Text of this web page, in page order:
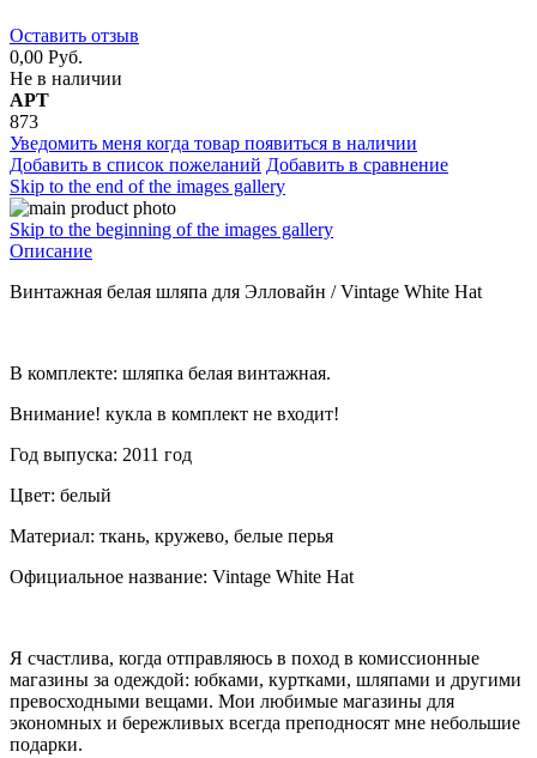
Оставить отзыв
0,00 Руб.
Не в наличии
АРТ
873
Уведомить меня когда товар появиться в наличии
Добавить в список пожеланий Добавить в сравнение
Skip to the end of the images gallery
Skip to the beginning of the images gallery
Описание
Винтажная белая шляпа для Элловайн / Vintage White Hat
В комплекте: шляпка белая винтажная.
Внимание! кукла в комплект не входит!
Год выпуска: 2011 год
Цвет: белый
Материал: ткань, кружево, белые перья
Официальное название: Vintage White Hat
Я счастлива, когда отправляюсь в поход в комиссионные
магазины за одеждой: юбками, куртками, шляпами и другими
превосходными вещами. Мои любимые магазины для
экономных и бережливых всегда преподносят мне небольшие
подарки.